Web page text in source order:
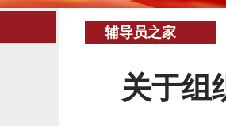
辅导员之家
关于组